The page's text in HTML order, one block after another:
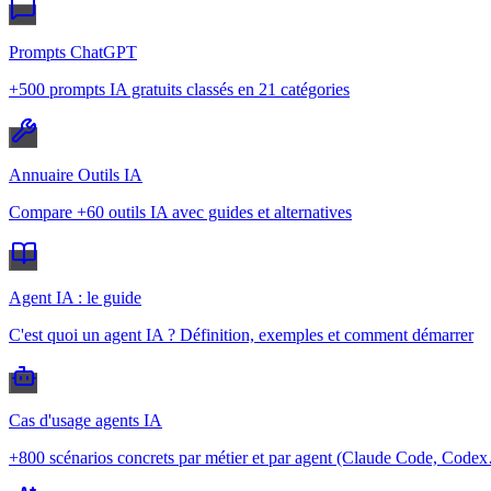
Prompts ChatGPT
+500 prompts IA gratuits classés en 21 catégories
Annuaire Outils IA
Compare +60 outils IA avec guides et alternatives
Agent IA : le guide
C'est quoi un agent IA ? Définition, exemples et comment démarrer
Cas d'usage agents IA
+800 scénarios concrets par métier et par agent (Claude Code,